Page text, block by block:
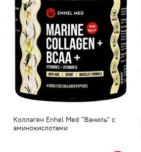
Коллаген Enhel Med "Ваниль" с
аминокислотами